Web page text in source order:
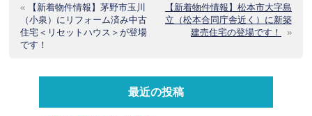
«
【新着物件情報】茅野市玉川
（小泉）にリフォーム済み中古
住宅＜リセットハウス＞が登場
です！
【新着物件情報】松本市大字島
立（松本合同庁舎近く）に新築
建売住宅の登場です！
»
最近の投稿